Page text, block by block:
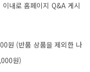
내로 홈페이지 Q&A 게시
원 (반품 상품을 제외한 나
원)